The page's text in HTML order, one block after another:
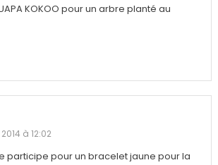
KOKOO pour un arbre planté au
à 12:02
participe pour un bracelet jaune pour la